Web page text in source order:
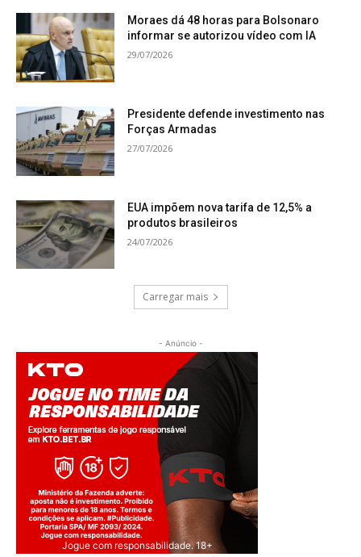
Moraes dá 48 horas para Bolsonaro
informar se autorizou vídeo com IA
29/07/2026
Presidente defende investimento nas
Forças Armadas
27/07/2026
EUA impõem nova tarifa de 12,5% a
produtos brasileiros
24/07/2026
Carregar mais
- Anúncio -
Jogue com responsabilidade. 18+